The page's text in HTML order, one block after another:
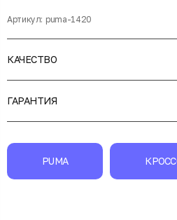
Артикул: puma-1420
КАЧЕСТВО
ГАРАНТИЯ
PUMA